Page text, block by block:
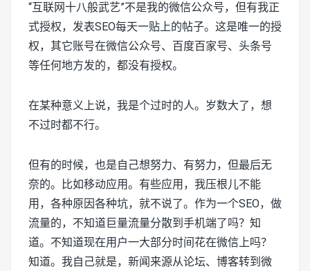
“互联网十八般武艺”不是我的微信公众号，但有我正
式授权，发表SEO每天一贴上的帖子。这是唯一的授
权，其它账号在微信公众号、百度百家号、头条号
等任何地方发的，都没有授权。
在某种意义上说，我是个过时的人。岁数大了，想
不过时都不行。
但有的时候，也是自己想努力、有努力，但最后无
奈的。比如移动应用。有些应用，我压根儿不能
用，各种原因各种坑，就不说了。作为一个SEO，做
流量的，不知道巨量流量分散到手机端了吗？知
道。不知道现在用户一大部分时间花在微信上吗？
知道。我自己就是，新闻来源从论坛、博客转到微